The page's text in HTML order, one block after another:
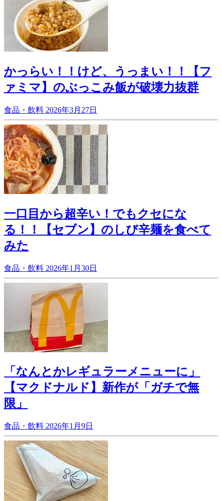
かっらい！！けど、うっまい！！【フ
ァミマ】のぶっこみ飯が破壊力抜群
食品・飲料 2026年3月27日
一口目から超辛い！でもクセにな
る！！【セブン】のしび辛麺を食べて
みた
食品・飲料 2026年1月30日
「なんとかレギュラーメニューに」
【マクドナルド】新作が「ガチで無
限」
食品・飲料 2026年1月9日